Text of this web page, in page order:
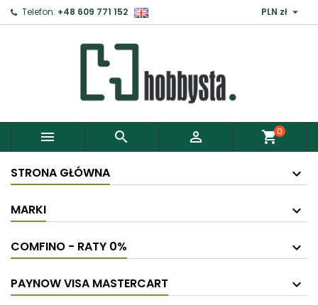
Telefon: +48 609 771 152 PLN zł 
   shopping_cart0
STRONA GŁÓWNA
MARKI
COMFINO - RATY 0%
PAYNOW VISA MASTERCART